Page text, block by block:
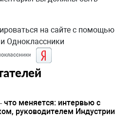
на сайте с помощью
Одноклассники
что меняется: интервью с
руководителем Индустрии